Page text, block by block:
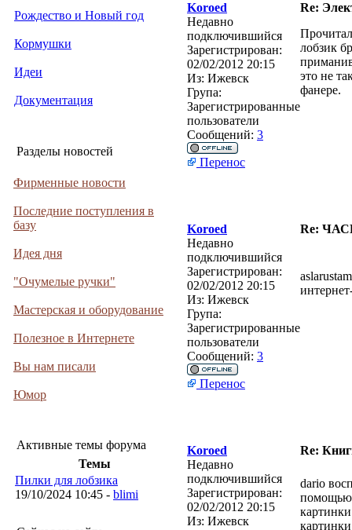
Рождество и Новый год
Кормушки
Идеи
Документация
Разделы новостей
Фирменные новости
Последние поступления в
базу
Идея дня
"Очумелые ручки"
Мастерская и оборудование
Полезное в Интернете
Вы нам писали
Юмор
Активные темы форума
Темы
Пилки для лобзика
19/10/2024 10:45 - blimi
Koroed
Re:
Недавно
подключившийся
Зарегистрирован:
02/02/2012 20:15
Из: Ижевск
Група:
Зарегистрированные
пользователи
Сообщений: 3
лобзик
это не
фанере.
Перенос
Koroed
Re:
Недавно
подключившийся
Зарегистрирован:
02/02/2012 20:15
Из: Ижевск
Група:
Зарегистрированные
пользователи
Сообщений: 3
Перенос
Koroed
Re:
Недавно
подключившийся
Зарегистрирован:
02/02/2012 20:15
Из: Ижевск
dario
помощью
картинки